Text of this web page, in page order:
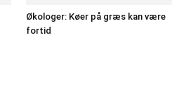
Økologer: Køer på græs kan være
fortid